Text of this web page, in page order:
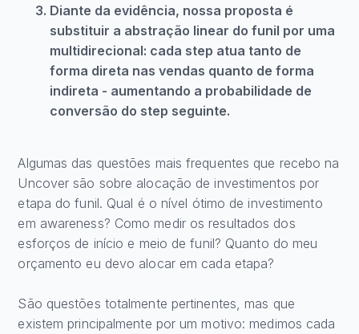
Diante da evidência, nossa proposta é
substituir a abstração linear do funil por uma
multidirecional: cada step atua tanto de
forma direta nas vendas quanto de forma
indireta - aumentando a probabilidade de
conversão do step seguinte.
Algumas das questões mais frequentes que recebo na
Uncover são sobre alocação de investimentos por
etapa do funil. Qual é o nível ótimo de investimento
em awareness? Como medir os resultados dos
esforços de início e meio de funil? Quanto do meu
orçamento eu devo alocar em cada etapa?
São questões totalmente pertinentes, mas que
existem principalmente por um motivo: medimos cada